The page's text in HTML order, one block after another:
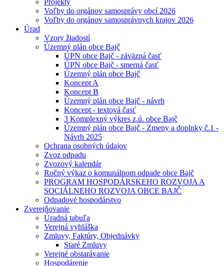
Projekty
Voľby do orgánov samosprávy obcí 2026
Voľby do orgánov samosprávnych krajov 2026
Úrad
Vzory žiadostí
Územný plán obce Bajč
ÚPN obce Bajč - záväzná časť
ÚPN obce Bajč - smerná časť
Územný plán obce Bajč
Koncept A
Koncept B
Územný plán obce Bajč - návrh
Koncept - textová časť
3 Komplexný výkres z.ú. obce Bajč
Územný plán obce Bajč - Zmeny a doplnky č.1 -
Návrh 2025
Ochrana osobných údajov
Zvoz odpadu
Zvozový kalendár
Ročný výkaz o komunálnom odpade obce Bajč
PROGRAM HOSPODÁRSKEHO ROZVOJA A
SOCIÁLNEHO ROZVOJA OBCE BAJČ
Odpadové hospodárstvo
Zverejňovanie
Úradná tabuľa
Verejná vyhláška
Zmluvy, Faktúry, Objednávky
Staré Zmluvy
Verejné obstarávanie
Hospodárenie